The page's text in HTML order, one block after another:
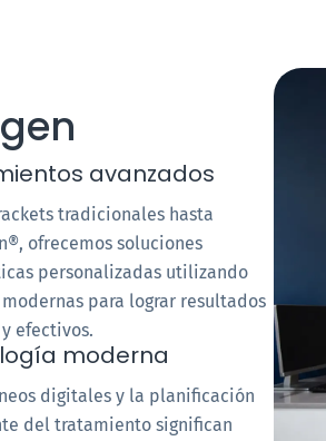
avanzados
tradicionales hasta
ofrecemos soluciones
personalizadas utilizando
para lograr resultados
efectivos.
moderna
digitales y la planificación
del tratamiento significan